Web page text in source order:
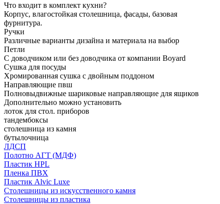
Что входит в комплект кухни?
Корпус, влагостойкая столешница, фасады, базовая
фурнитура.
Ручки
Различные варианты дизайна и материала на выбор
Петли
С доводчиком или без доводчика от компании Boyard
Сушка для посуды
Хромированная сушка с двойным поддоном
Направляющие пвш
Полновыдвижные шариковые направляющие для ящиков
Дополнительно можно установить
лоток для стол. приборов
тандембоксы
столешница из камня
бутылочница
ЛДСП
Полотно АГТ (МДФ)
Пластик HPL
Пленка ПВХ
Пластик Alvic Luxe
Столешницы из искусственного камня
Столешницы из пластика